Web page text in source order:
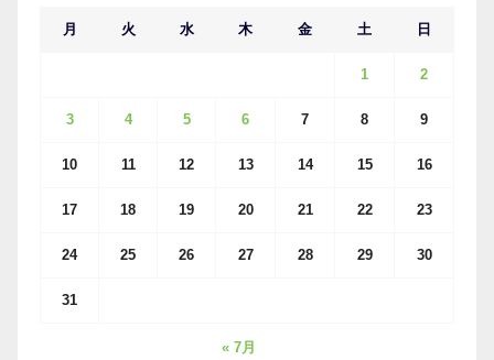
月 火 水 木 金 土 日
1 2
3 4 5 6 7 8 9
10 11 12 13 14 15 16
17 18 19 20 21 22 23
24 25 26 27 28 29 30
31
« 7月